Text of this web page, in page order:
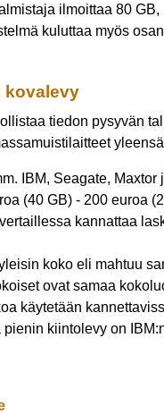
ilmoittaa 80
kuluttaa myös
kovalevy
tiedon pysyvän
IBM, Seagate, Maxtor
(40 GB) - 200 euroa
kannattaa
koko eli mahtuu
ovat samaa
käytetään
pienin kiintolevy on